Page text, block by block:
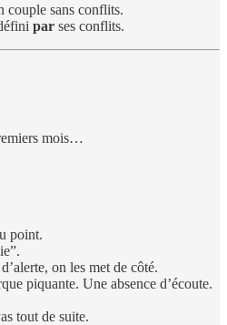
couple sans conflits.
par ses conflits.
mois…
point.
on les met de côté.
piquante. Une absence d’écoute.
tout de suite.